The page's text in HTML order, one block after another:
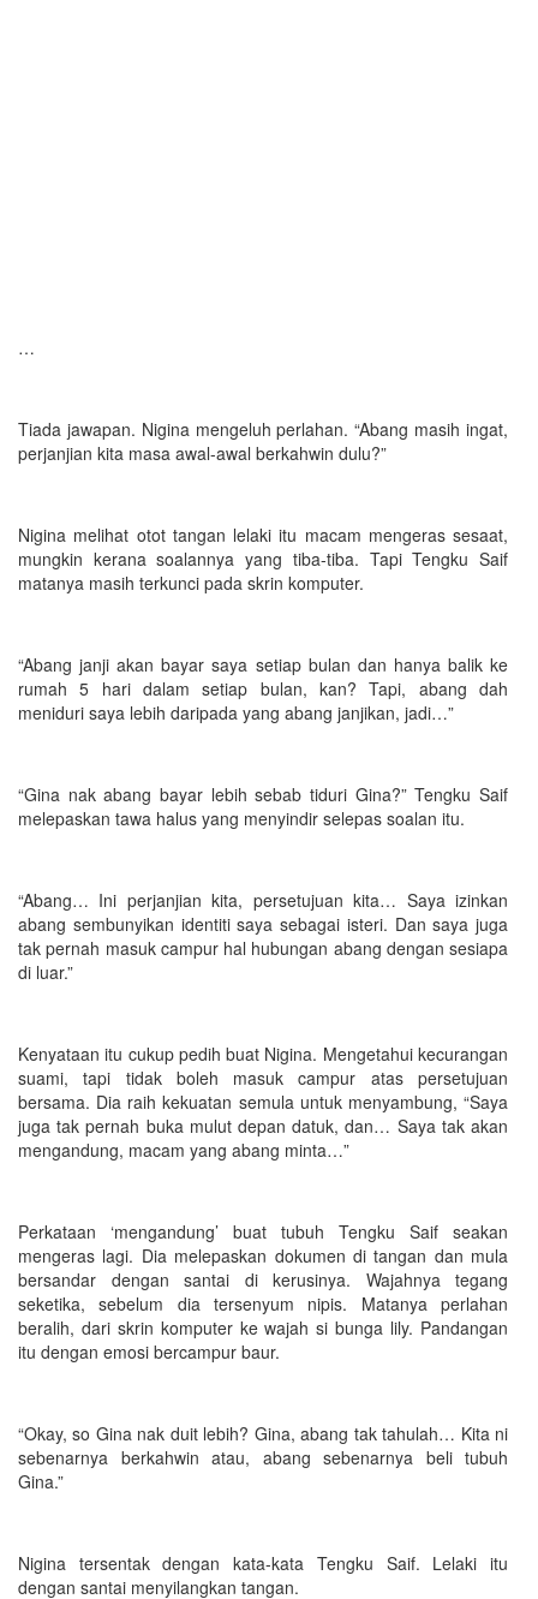
…
Tiada jawapan. Nigina mengeluh perlahan. “Abang masih ingat,
perjanjian kita masa awal-awal berkahwin dulu?”
Nigina melihat otot tangan lelaki itu macam mengeras sesaat,
mungkin kerana soalannya yang tiba-tiba. Tapi Tengku Saif
matanya masih terkunci pada skrin komputer.
“Abang janji akan bayar saya setiap bulan dan hanya balik ke
rumah 5 hari dalam setiap bulan, kan? Tapi, abang dah
meniduri saya lebih daripada yang abang janjikan, jadi…”
“Gina nak abang bayar lebih sebab tiduri Gina?” Tengku Saif
melepaskan tawa halus yang menyindir selepas soalan itu.
“Abang… Ini perjanjian kita, persetujuan kita… Saya izinkan
abang sembunyikan identiti saya sebagai isteri. Dan saya juga
tak pernah masuk campur hal hubungan abang dengan sesiapa
di luar.”
Kenyataan itu cukup pedih buat Nigina. Mengetahui kecurangan
suami, tapi tidak boleh masuk campur atas persetujuan
bersama. Dia raih kekuatan semula untuk menyambung, “Saya
juga tak pernah buka mulut depan datuk, dan… Saya tak akan
mengandung, macam yang abang minta…”
Perkataan ‘mengandung’ buat tubuh Tengku Saif seakan
mengeras lagi. Dia melepaskan dokumen di tangan dan mula
bersandar dengan santai di kerusinya. Wajahnya tegang
seketika, sebelum dia tersenyum nipis. Matanya perlahan
beralih, dari skrin komputer ke wajah si bunga lily. Pandangan
itu dengan emosi bercampur baur.
“Okay, so Gina nak duit lebih? Gina, abang tak tahulah… Kita ni
sebenarnya berkahwin atau, abang sebenarnya beli tubuh
Gina.”
Nigina tersentak dengan kata-kata Tengku Saif. Lelaki itu
dengan santai menyilangkan tangan.